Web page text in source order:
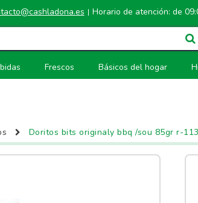
| Horario de atención: de
Frescos Básicos del hogar
Doritos bits originaly bbq /sou 85gr r-